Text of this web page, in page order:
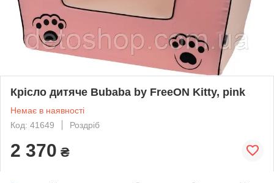
Крісло дитяче Bubaba by FreeON Kitty, pink
Немає в наявності
Код: 41649
Роздріб
2 370 ₴